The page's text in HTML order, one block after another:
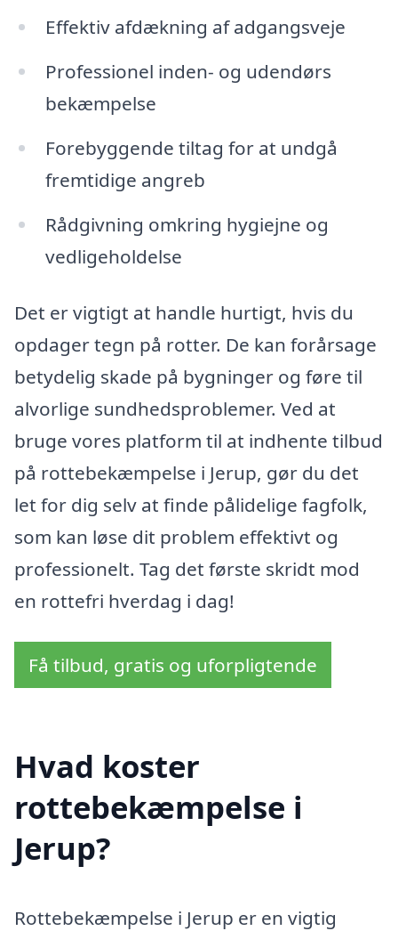
Effektiv afdækning af adgangsveje
Professionel inden- og udendørs
bekæmpelse
Forebyggende tiltag for at undgå
fremtidige angreb
Rådgivning omkring hygiejne og
vedligeholdelse
Det er vigtigt at handle hurtigt, hvis du
opdager tegn på rotter. De kan forårsage
betydelig skade på bygninger og føre til
alvorlige sundhedsproblemer. Ved at
bruge vores platform til at indhente tilbud
på rottebekæmpelse i Jerup, gør du det
let for dig selv at finde pålidelige fagfolk,
som kan løse dit problem effektivt og
professionelt. Tag det første skridt mod
en rottefri hverdag i dag!
Få tilbud, gratis og uforpligtende
Hvad koster
rottebekæmpelse i
Jerup?
Rottebekæmpelse i Jerup er en vigtig